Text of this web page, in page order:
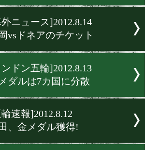
[記者会見]2012.8.15
西岡、ワクワクしている!!
[海外ニュース]2012.8.15
[海外ニュース]2012.8.14